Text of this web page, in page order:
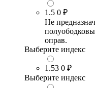
1.5 0 ₽
Не
оправ.
Выберите индекс
1.53 0 ₽
Выберите индекс